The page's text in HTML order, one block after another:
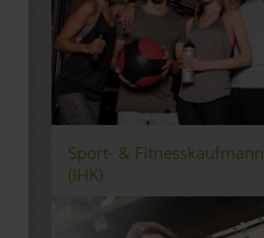
Sport- & Fitnesskaufmann
(IHK)